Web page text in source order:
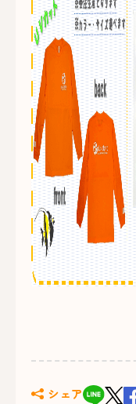
シェア